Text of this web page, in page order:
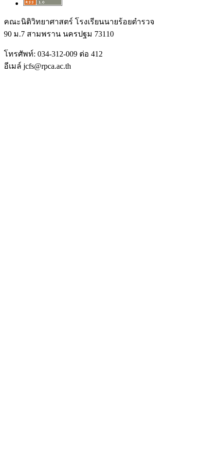
คณะนิติวิทยาศาสตร์ โรงเรียนนายร้อยตำรวจ
90 ม.7 สามพราน นครปฐม 73110
โทรศัพท์: 034-312-009 ต่อ 412
อีเมล์ jcfs@rpca.ac.th